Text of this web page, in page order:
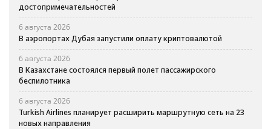
достопримечательностей
6 августа 2026
В аэропортах Дубая запустили оплату криптовалютой
6 августа 2026
В Казахстане состоялся первый полет пассажирского
беспилотника
6 августа 2026
Turkish Airlines планирует расширить маршрутную сеть на 23
новых направления